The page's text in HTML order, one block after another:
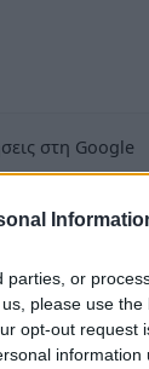
or
please use
opt-out request
information
στη Google